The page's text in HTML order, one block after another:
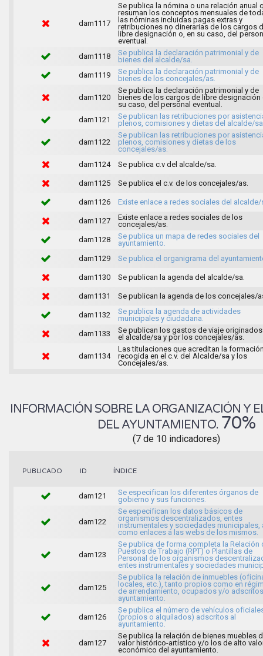
dam1117
Se publica la nómina o una relación anual
resuman los conceptos mensuales de
las nóminas incluidas pagas extras y
retribuciones no dinerarias de los cargos
libre designación o, en su caso, del
eventual.
dam1118
Se publica la declaración patrimonial y de
bienes del alcalde/sa.
dam1119
Se publica la declaración patrimonial y de
bienes de los concejales/as.
dam1120
Se publica la declaración patrimonial y de
bienes de los cargos de libre designación
su caso, del personal eventual.
dam1121
Se publican las retribuciones por
plenos, comisiones y dietas del alcalde/
dam1122
Se publican las retribuciones por
plenos, comisiones y dietas de los
concejales/as.
dam1124
Se publica c.v del alcalde/sa.
dam1125 Se publica el c.v. de los concejales/as.
dam1126 Existe enlace a redes sociales del alcalde/
dam1127
Existe enlace a redes sociales de los
concejales/as.
dam1128
Se publica un mapa de redes sociales del
ayuntamiento.
dam1129
Se publica el organigrama del
dam1130 Se publican la agenda del alcalde/sa.
dam1131 Se publican la agenda de los concejales/
dam1132
Se publica la agenda de actividades
municipales y ciudadana.
dam1133
Se publican los gastos de viaje
el alcalde/sa y por los concejales/as.
dam1134
Las titulaciones que acreditan la
recogida en el c.v. del Alcalde/sa y los
Concejales/as.
INFORMACIÓN SOBRE LA ORGANIZACIÓN Y
DEL AYUNTAMIENTO. 70%
(7 de 10 indicadores)
PUBLICADO ID ÍNDICE
dam121
Se especifican los diferentes órganos de
gobierno y sus funciones.
dam122
Se especifican los datos básicos de
organismos descentralizados, entes
instrumentales y sociedades municipales,
como enlaces a las webs de los mismos.
dam123
Se publica de forma completa la Relación
Puestos de Trabajo (RPT) o Plantillas de
Personal de los organismos
entes instrumentales y sociedades
dam125
Se publica la relación de inmuebles
locales, etc.), tanto propios como en
de arrendamiento, ocupados y/o
ayuntamiento.
dam126
Se publica el número de vehículos
(propios o alquilados) adscritos al
ayuntamiento.
dam127
Se publica la relación de bienes muebles
valor histórico-artístico y/o los de alto
económico del ayuntamiento.